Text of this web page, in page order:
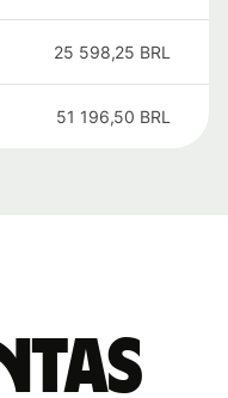
25 598,25 BRL
51 196,50 BRL